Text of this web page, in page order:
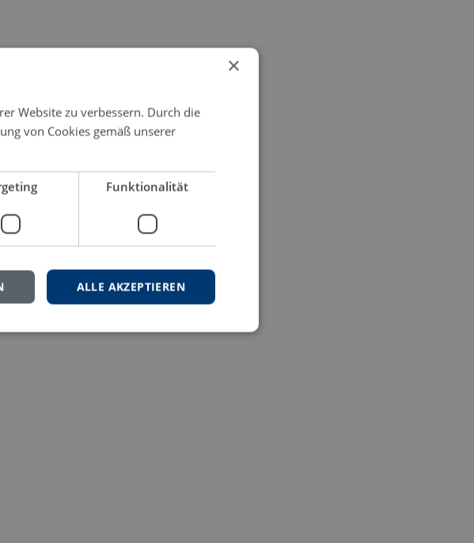
×
Website zu verbessern. Durch die
von Cookies gemäß unserer
Funktionalität
ALLE AKZEPTIEREN